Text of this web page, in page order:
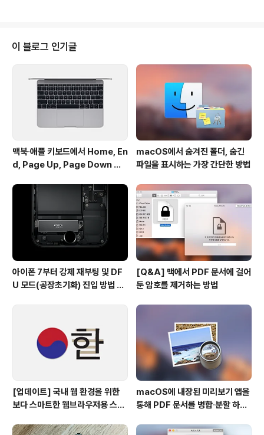
사항은 OS X 10.8.3 개발자 버전이 'OS X 소프트웨어 업
데이트 시드 구성 유틸리티(Software Update Seed C
onfiguration Utility)'를 통해 맥 앱스토어 업데이트를 진
행할 수 있었던 반면 이번에는 애플 개발자 포털을 통해서
만 설치 패키지를 내..
이 블로그 인기글
맥북∙애플 키보드에서 Home, En
d, Page Up, Page Down 키
macOS에서 숨겨진 폴더, 숨긴
파일을 표시하는 가장 간단한 방법
아이폰 7부터 강제 재부팅 및 DF
U 모드(공장초기화) 진입 방법 변
[Q&A] 맥에서 PDF 문서에 걸어
둔 암호를 제거하는 방법
[업데이트] 국내 웹 환경을 위한
보다 스마트한 웹브라우저용 스타
macOS에 내장된 미리보기 앱을
통해 PDF 문서를 병합∙분할 하는